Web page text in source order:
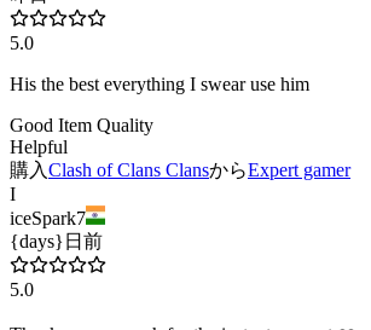
5.0
His the best everything I swear use him
Good Item Quality
Helpful
購入Clash of Clans ClansからExpert gamer
I
iceSpark7
{days}日前
5.0